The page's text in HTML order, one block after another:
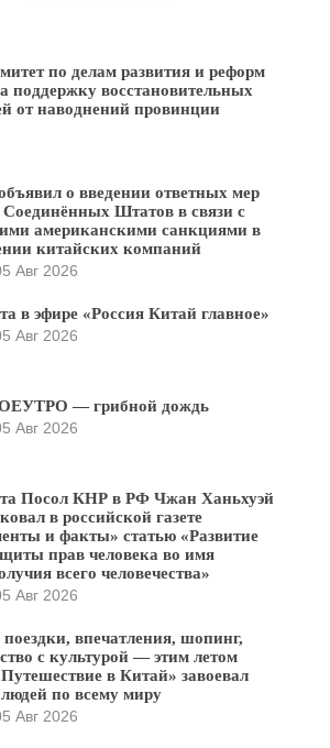
по делам развития и реформ
восстановительных
от наводнений провинции
о введении ответных мер
Соединённых Штатов в связи с
американскими санкциями в
китайских компаний
Авг 2026
в эфире «Россия Китай главное»
Авг 2026
— грибной дождь
Авг 2026
Посол КНР в РФ Чжан Ханьхуэй
в российской газете
и факты» статью «Развитие
прав человека во имя
всего человечества»
Авг 2026
впечатления, шопинг,
с культурой — этим летом
в Китай» завоевал
людей по всему миру
Авг 2026